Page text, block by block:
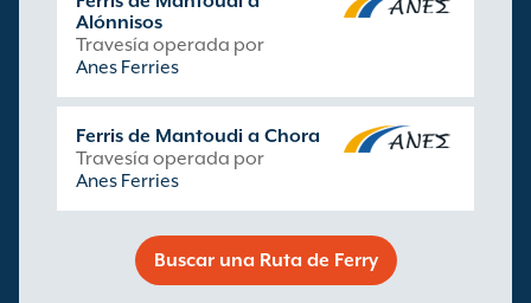
Alónnisos
Travesía operada por
Anes Ferries
Ferris de Mantoudi a Chora
Travesía operada por
Anes Ferries
Buscar una Ruta de Ferry